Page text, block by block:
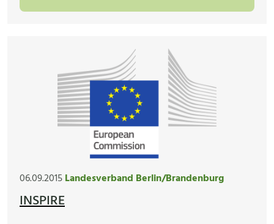
06.09.2015Landesverband Berlin/Brandenburg
INSPIRE